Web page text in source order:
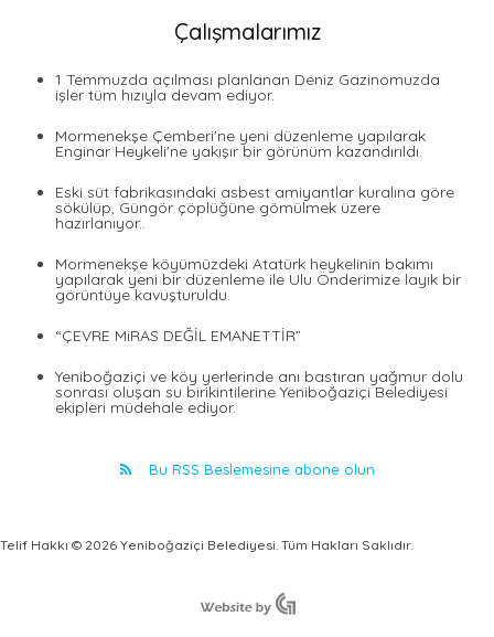
Çalışmalarımız
1 Temmuzda açılması planlanan Deniz Gazinomuzda
işler tüm hızıyla devam ediyor.
Mormenekşe Çemberi'ne yeni düzenleme yapılarak
Enginar Heykeli'ne yakışır bir görünüm kazandırıldı.
Eski süt fabrikasındaki asbest amiyantlar kuralına göre
sökülüp, Güngör çöplüğüne gömülmek üzere
hazırlanıyor..
Mormenekşe köyümüzdeki Atatürk heykelinin bakımı
yapılarak yeni bir düzenleme ile Ulu Önderimize layık bir
görüntüye kavuşturuldu.
“ÇEVRE MiRAS DEĞİL EMANETTİR”
Yeniboğaziçi ve köy yerlerinde anı bastıran yağmur dolu
sonrası oluşan su birikintilerine Yeniboğaziçi Belediyesi
ekipleri müdehale ediyor.
Bu RSS Beslemesine abone olun
Telif Hakkı © 2026 Yeniboğaziçi Belediyesi. Tüm Hakları Saklıdır.